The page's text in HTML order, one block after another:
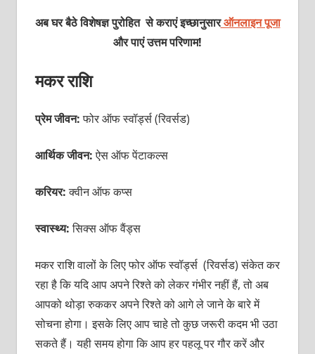
अबघर बैठे विशेषज्ञ पुरोहित से कराएं इच्छानुसारऑनलाइन पूजा
और पाएं उत्तम परिणाम!
मकर राशि
प्रेम जीवन:फोर ऑफ स्वॉर्ड्स (रिवर्सड)
आर्थिक जीवन:ऐस ऑफ पेंटाकल्स
करियर:क्वीन ऑफ कप्स
स्वास्थ्य:सिक्स ऑफ वैंड्स
मकर राशि वालों के लिए फोर ऑफ स्वॉर्ड्स (रिवर्सड) संकेत कर
रहा है कि यदि आप अपने रिश्ते को लेकर गंभीर नहीं हैं, तो अब
आपको थोड़ा रुककर अपने रिश्ते को आगे ले जाने के बारे में
सोचना होगा। इसके लिए आप चाहे तो कुछ जरूरी कदम भी उठा
सकते हैं। यही समय होगा कि आप हर पहलू पर गौर करें और